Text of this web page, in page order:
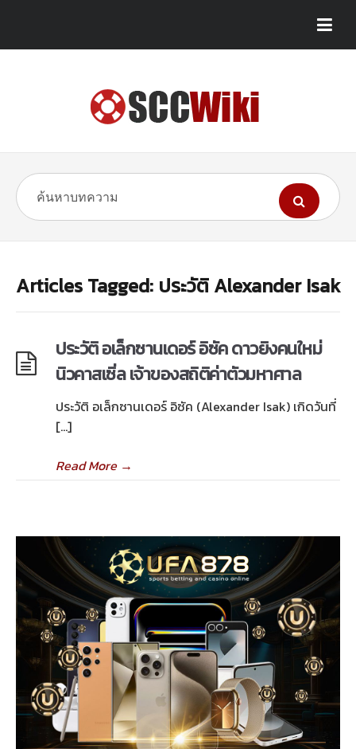
Articles Tagged: ประวัติ Alexander Isak
ประวัติ อเล็กซานเดอร์ อิซัค ดาวยิงคนใหม่
นิวคาสเซิ่ล เจ้าของสถิติค่าตัวมหาศาล
ประวัติ อเล็กซานเดอร์ อิซัค (Alexander Isak) เกิดวันที่
[…]
Read More→